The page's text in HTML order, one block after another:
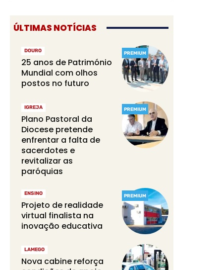
ÚLTIMAS NOTÍCIAS
PREMIUM
DOURO
25 anos de Património
Mundial com olhos
postos no futuro
PREMIUM
IGREJA
Plano Pastoral da
Diocese pretende
enfrentar a falta de
sacerdotes e
revitalizar as
paróquias
PREMIUM
ENSINO
Projeto de realidade
virtual finalista na
inovação educativa
LAMEGO
Nova cabine reforça